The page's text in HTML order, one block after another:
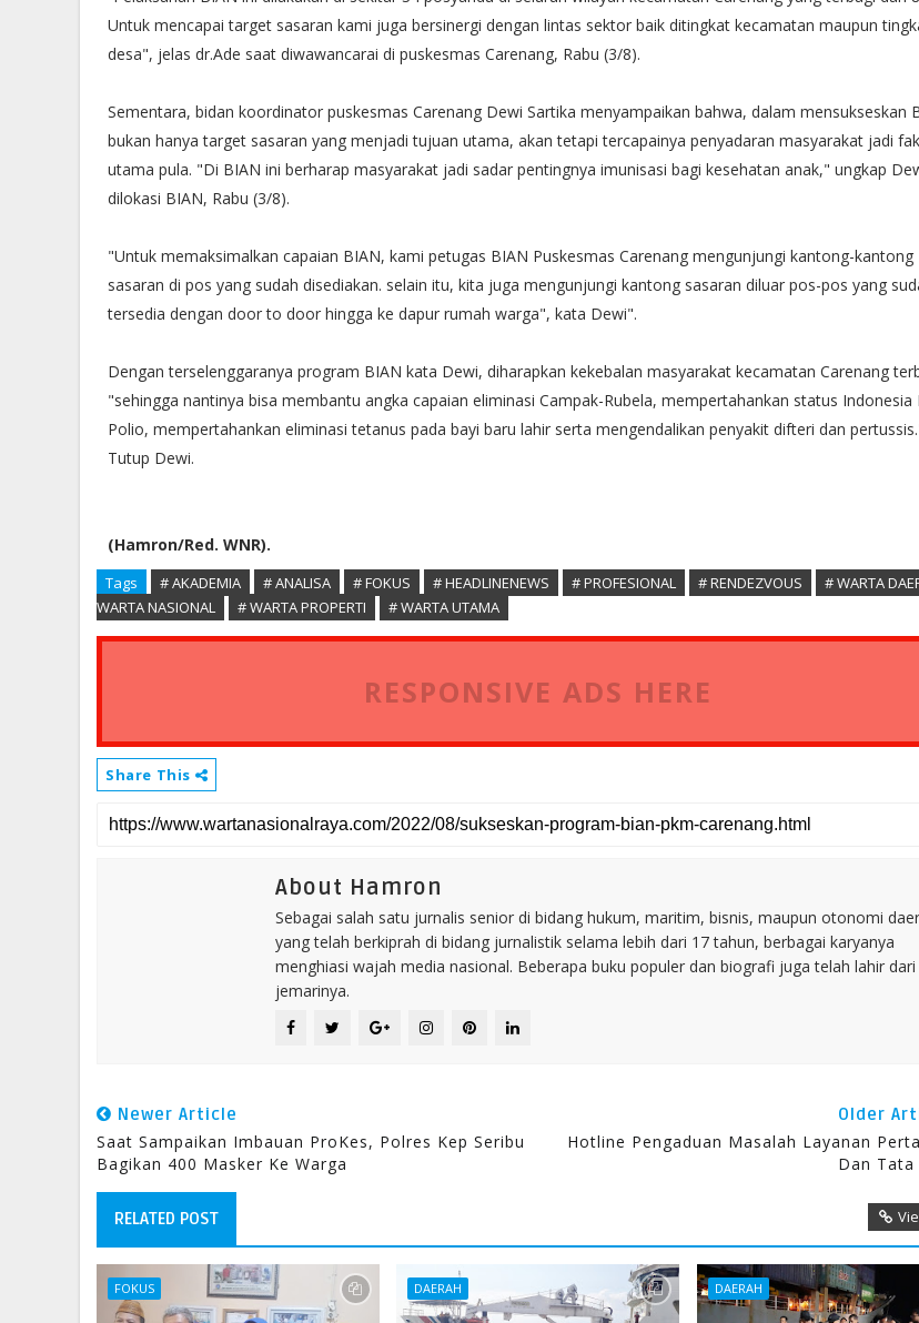
Untuk mencapai target sasaran kami juga bersinergi dengan lintas sektor baik ditingkat kecamatan maupun
desa", jelas dr.Ade saat diwawancarai di puskesmas Carenang, Rabu (3/8).
Sementara, bidan koordinator puskesmas Carenang Dewi Sartika menyampaikan bahwa, dalam mensukseskan
bukan hanya target sasaran yang menjadi tujuan utama, akan tetapi tercapainya penyadaran masyarakat jadi
utama pula. "Di BIAN ini berharap masyarakat jadi sadar pentingnya imunisasi bagi kesehatan anak," ungkap
dilokasi BIAN, Rabu (3/8).
"Untuk memaksimalkan capaian BIAN, kami petugas BIAN Puskesmas Carenang mengunjungi kantong-kantong
sasaran di pos yang sudah disediakan. selain itu, kita juga mengunjungi kantong sasaran diluar pos-pos yang
tersedia dengan door to door hingga ke dapur rumah warga", kata Dewi".
Dengan terselenggaranya program BIAN kata Dewi, diharapkan kekebalan masyarakat kecamatan Carenang
"sehingga nantinya bisa membantu angka capaian eliminasi Campak-Rubela, mempertahankan status Indonesia
Polio, mempertahankan eliminasi tetanus pada bayi baru lahir serta mengendalikan penyakit difteri dan
Tutup Dewi.
(Hamron/Red. WNR).
Tags # AKADEMIA # ANALISA # FOKUS # HEADLINENEWS # PROFESIONAL # RENDEZVOUS # WARTA
WARTA NASIONAL
# WARTA PROPERTI # WARTA UTAMA
RESPONSIVE ADS HERE
Share This
About Hamron
Sebagai salah satu jurnalis senior di bidang hukum, maritim, bisnis, maupun otonomi
yang telah berkiprah di bidang jurnalistik selama lebih dari 17 tahun, berbagai karyanya
menghiasi wajah media nasional. Beberapa buku populer dan biografi juga telah lahir dari
jemarinya.
Newer Article
Saat Sampaikan Imbauan ProKes, Polres Kep Seribu
Bagikan 400 Masker Ke Warga
Older
Hotline Pengaduan Masalah Layanan
Dan Tata
RELATED POST
FOKUS DAERAH DAERAH